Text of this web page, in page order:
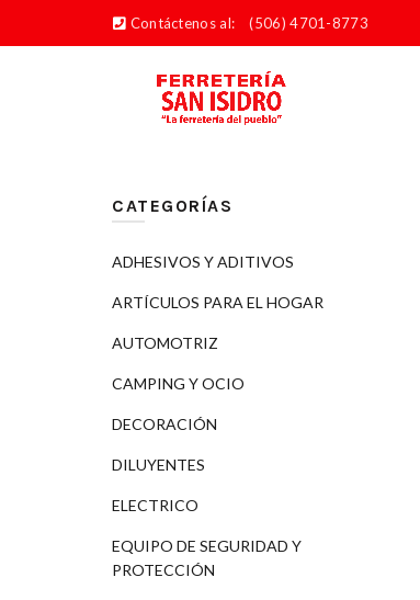
Contáctenos al: (506) 4701-8773
CATEGORÍAS
ADHESIVOS Y ADITIVOS
ARTÍCULOS PARA EL HOGAR
AUTOMOTRIZ
CAMPING Y OCIO
DECORACIÓN
DILUYENTES
ELECTRICO
EQUIPO DE SEGURIDAD Y
PROTECCIÓN